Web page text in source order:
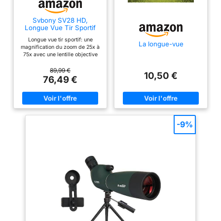
traitement anti-reflets
lentille pour améliorer
couleur et contraste et
optimiser la luminosité,
même dans des
luminosité ambiante
GROSSISSEMENT NET :
grande molette de mise
au point de l’Ultima pour
une mise au point d’une
se déplace. L'oculaire
zoom 22-66x permet
une mise au point pour
des vues de sujets
éloignés en quelques
Svbony SV28 HD,
Longue Vue Tir Sportif
Longue vue tir sportif: une
magnification du zoom de 25x à
75x avec une lentille objective
nature; un large champ de
vision à 20-13m/1000m;
oculaire à inclinaison de 45°;
soulagement des yeux 16-14
mm; exit pupil 3-1 mm; offre une
vue confortable; idéal pour le tir
film vert à couches multiples
pour des images claires et
contrastées; même dans des
conditions de faible luminosité;
revêtement avancé pour une
meilleure transmission de la
lumière Grand objectif de 70
mm: capacité de collecte de
lumière plus puissante; le tube
89,99 €
76,49 €
La longue-vue
10,50 €
-9%